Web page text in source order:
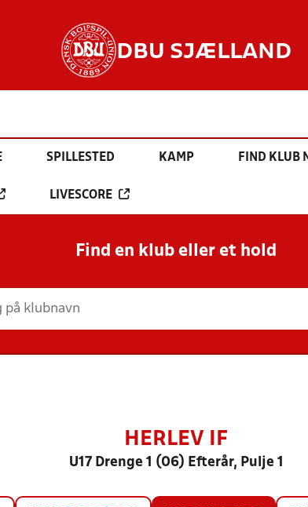
DBU SJÆLLAND
SPILLESTED KAMP FIND KLUB
LIVESCORE
Find en klub eller et hold
HERLEV IF
U17 Drenge 1 (06) Efterår, Pulje 1